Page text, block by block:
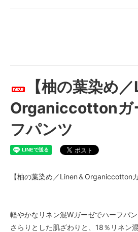
【柚の葉染め
Organiccottonガ
フパンツ
【柚の葉染め／Linen＆Organiccotton
軽やかなリネン混Wガーゼでハーフパン
さらりとした肌ざわりと、18％リネン